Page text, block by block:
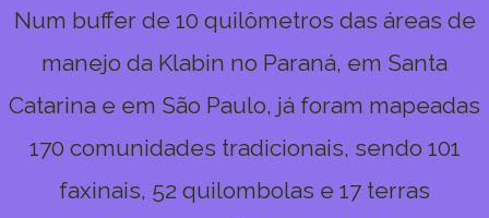
Num buffer de 10 quilômetros das áreas de
manejo da Klabin no Paraná, em Santa
Catarina e em São Paulo, já foram mapeadas
170 comunidades tradicionais, sendo 101
faxinais, 52 quilombolas e 17 terras